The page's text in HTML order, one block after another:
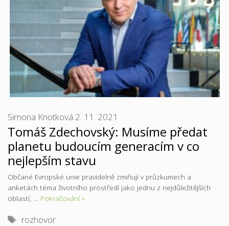
Tomáš Zdechovský: Musíme předat
planetu budoucím generacím v co
nejlepším stavu
Simona Knotková 2. 11. 2021
Občané Evropské unie pravidelně zmiňují v průzkumech a
anketách téma životního prostředí jako jednu z nejdůležitějších
oblastí, … Pokračování »
Štítky
rozhovor